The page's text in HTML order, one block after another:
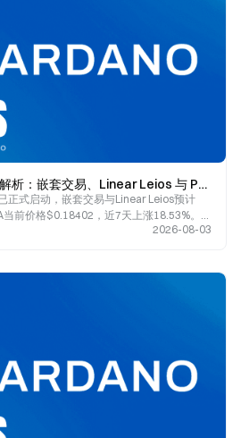
Cardano Dijkstra 升级解析：嵌套交易、Linear Leios 与 Peras 如何重塑 ADA 竞争力？
正式启动，嵌套交易与Linear Leios预计
前价格$0.18402，近7天上涨18.53%。本
影响Cardano可扩展性与生态增长前景。
2026-08-03